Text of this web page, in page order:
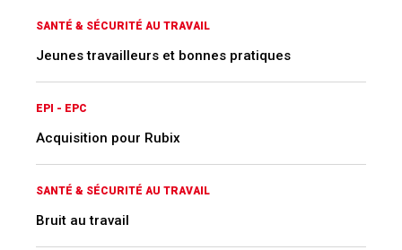
SANTÉ & SÉCURITÉ AU TRAVAIL
Jeunes travailleurs et bonnes pratiques
EPI - EPC
Acquisition pour Rubix
SANTÉ & SÉCURITÉ AU TRAVAIL
Bruit au travail